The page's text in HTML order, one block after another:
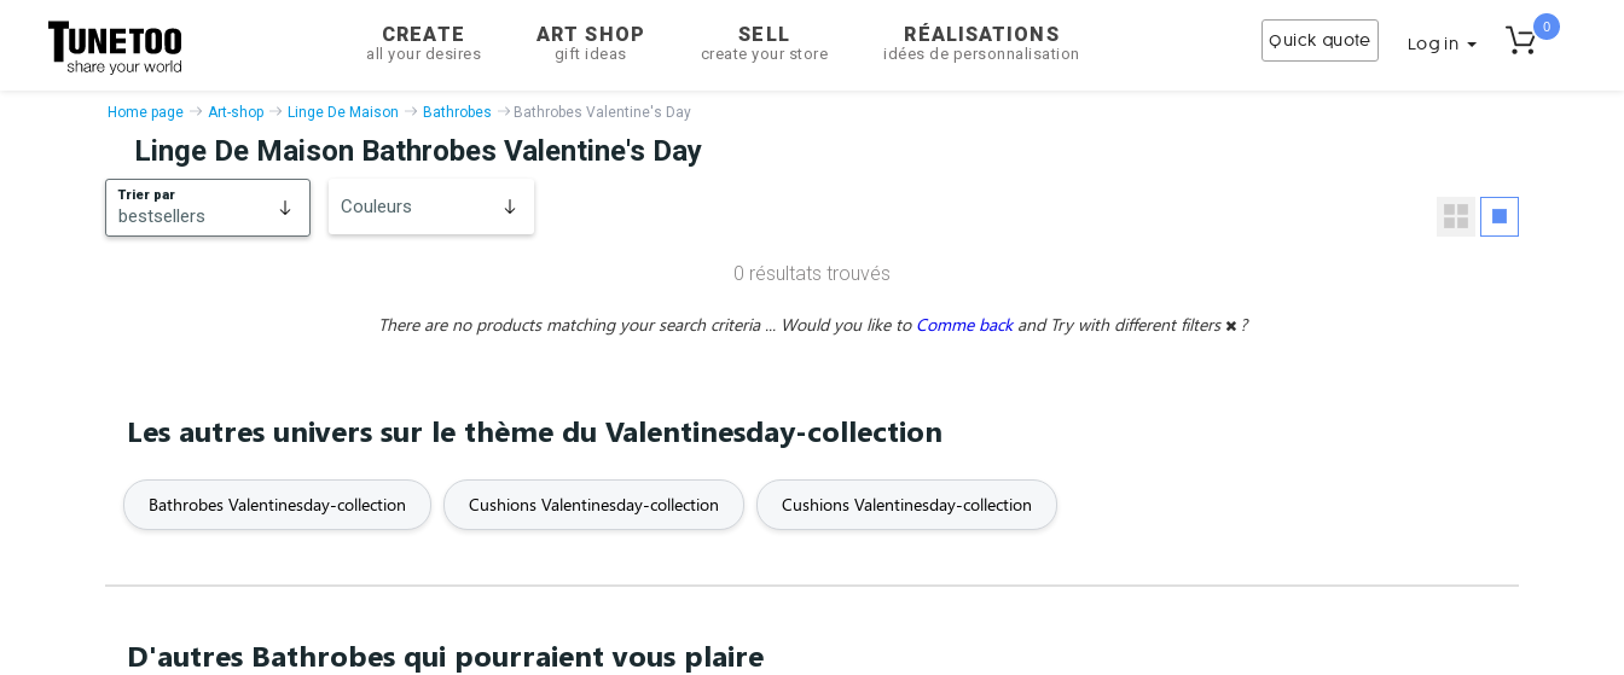
CREATE
all your desires
ART SHOP
gift ideas
SELL
create your store
RÉALISATIONS
idées de personnalisation
Quick quote Log in
0
Home page Art-shop Linge De Maison Bathrobes Bathrobes Valentine's Day
Linge De Maison Bathrobes Valentine's Day
Trier par
bestsellers Couleurs
0 résultats trouvés
There are no products matching your search criteria ... Would you like to Comme back and Try with different filters ?
Les autres univers sur le thème du Valentinesday-collection
Bathrobes Valentinesday-collection Cushions Valentinesday-collection Cushions Valentinesday-collection
D'autres Bathrobes qui pourraient vous plaire